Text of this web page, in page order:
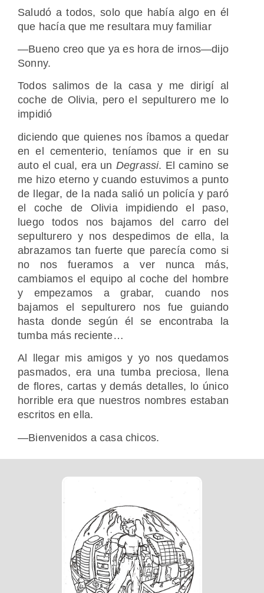
Saludó a todos, solo que había algo en él
que hacía que me resultara muy familiar
—Bueno creo que ya es hora de irnos—dijo
Sonny.
Todos salimos de la casa y me dirigí al
coche de Olivia, pero el sepulturero me lo
impidió
diciendo que quienes nos íbamos a quedar
en el cementerio, teníamos que ir en su
auto el cual, era un Degrassi. El camino se
me hizo eterno y cuando estuvimos a punto
de llegar, de la nada salió un policía y paró
el coche de Olivia impidiendo el paso,
luego todos nos bajamos del carro del
sepulturero y nos despedimos de ella, la
abrazamos tan fuerte que parecía como si
no nos fueramos a ver nunca más,
cambiamos el equipo al coche del hombre
y empezamos a grabar, cuando nos
bajamos el sepulturero nos fue guiando
hasta donde según él se encontraba la
tumba más reciente…
Al llegar mis amigos y yo nos quedamos
pasmados, era una tumba preciosa, llena
de flores, cartas y demás detalles, lo único
horrible era que nuestros nombres estaban
escritos en ella.
—Bienvenidos a casa chicos.